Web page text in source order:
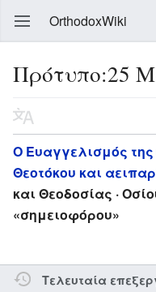
OrthodoxWiki
Πρότυπο:25
Ο Ευαγγελισμός
Θεοτόκου και
και Θεοδοσίας ·
«σημειοφόρου»
Τελευταία